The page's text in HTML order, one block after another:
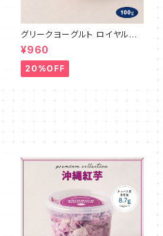
グリークヨーグルト ロイヤルミ
ルクティ 100g
¥960
20%OFF